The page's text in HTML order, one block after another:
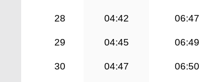
28 04:42 06:47
29 04:45 06:49
30 04:47 06:50